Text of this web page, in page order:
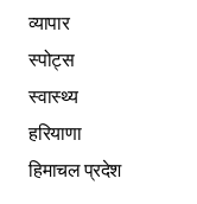
व्यापार
स्पोट्स
स्वास्थ्य
हरियाणा
हिमाचल प्रदेश